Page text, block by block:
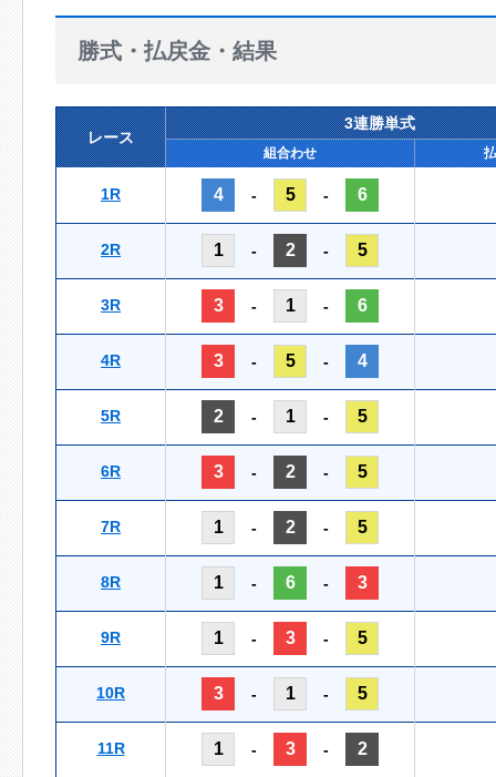
勝式・払戻金・結果
レース
3連勝単式
組合わせ
1R 4 - 5 - 6
2R 1 - 2 - 5
3R 3 - 1 - 6
4R 3 - 5 - 4
5R 2 - 1 - 5
6R 3 - 2 - 5
7R 1 - 2 - 5
8R 1 - 6 - 3
9R 1 - 3 - 5
10R 3 - 1 - 5
11R 1 - 3 - 2